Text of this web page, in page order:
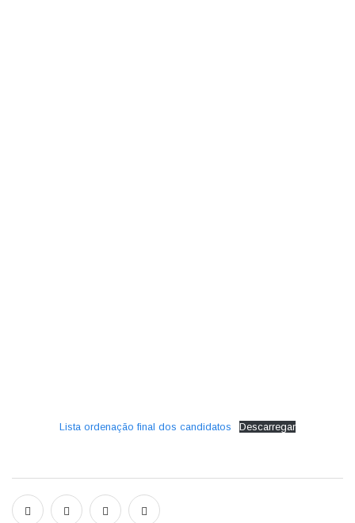
Lista ordenação final dos candidatos Descarregar